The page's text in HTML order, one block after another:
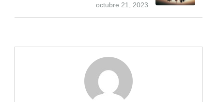
octubre 21, 2023